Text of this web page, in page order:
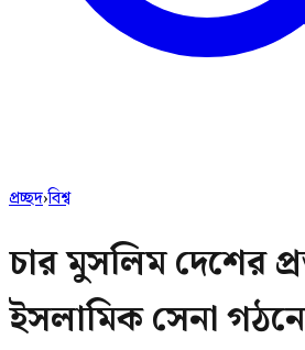
প্রচ্ছদ›বিশ্ব
চার মুসলিম দেশের
ইসলামিক সেনা